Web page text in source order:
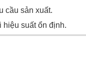
cầu sản xuất.
hiệu suất ổn định.